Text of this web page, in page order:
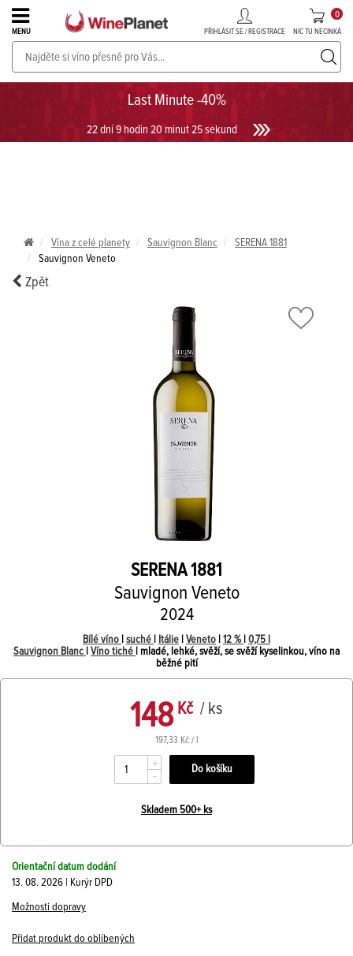
Last Minute -40%
22 dní 9 hodin 20 minut 25 sekund
MENU PŘIHLÁSIT SE / REGISTRACE NIC TU NECINKÁ
0
PROSECCO v akci až do -30%!UKÁZAT PROSECCO
Vína z celé planety Sauvignon Blanc
SERENA 1881
Sauvignon Veneto
Zpět
SERENA 1881
Sauvignon Veneto
2024
Bílé víno suché Itálie Veneto 12 % 0,75 l
Sauvignon Blanc
Víno tiché
| mladé, lehké, svěží, se svěží kyselinkou, víno na
běžné pití
148 Kč / ks
197,33 Kč / l
+
-
Skladem 500+ ks
Orientační datum dodání
13. 08. 2026 | Kurýr DPD
Možnosti dopravy
Přidat produkt do oblíbených